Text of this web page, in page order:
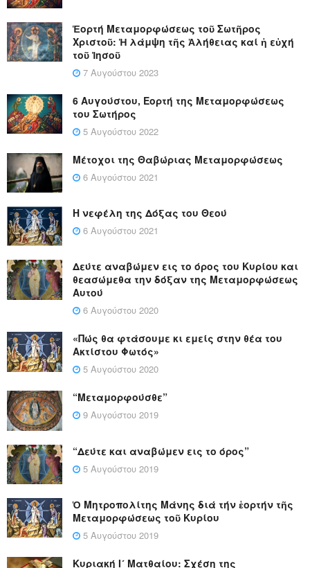
Ἑορτή Μεταμορφώσεως τοῦ Σωτῆρος
Χριστοῦ: Ἡ λάμψη τῆς Ἀλήθειας καί ἡ εὐχή
τοῦ Ἰησοῦ
7 Αυγούστου 2023
6 Αυγούστου, Εορτή της Μεταμορφώσεως
του Σωτήρος
5 Αυγούστου 2022
Μέτοχοι της Θαβώριας Μεταμορφώσεως
6 Αυγούστου 2021
Η νεφέλη της Δόξας του Θεού
6 Αυγούστου 2021
Δεύτε αναβώμεν εις το όρος του Κυρίου και
θεασώμεθα την δόξαν της Μεταμορφώσεως
Αυτού
6 Αυγούστου 2020
«Πώς θα φτάσουμε κι εμείς στην θέα του
Ακτίστου Φωτός»
5 Αυγούστου 2020
“Μεταμορφούσθε”
9 Αυγούστου 2019
“Δεύτε και αναβώμεν εις το όρος”
5 Αυγούστου 2019
Ὁ Μητροπολίτης Μάνης διά τήν ἑορτήν τῆς
Μεταμορφώσεως τοῦ Κυρίου
5 Αυγούστου 2019
Κυριακή Ι´ Ματθαίου: Σχέση της